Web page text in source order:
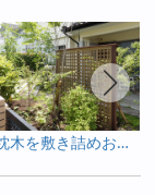
枕木を敷き詰めお孫さんと楽しめる庭